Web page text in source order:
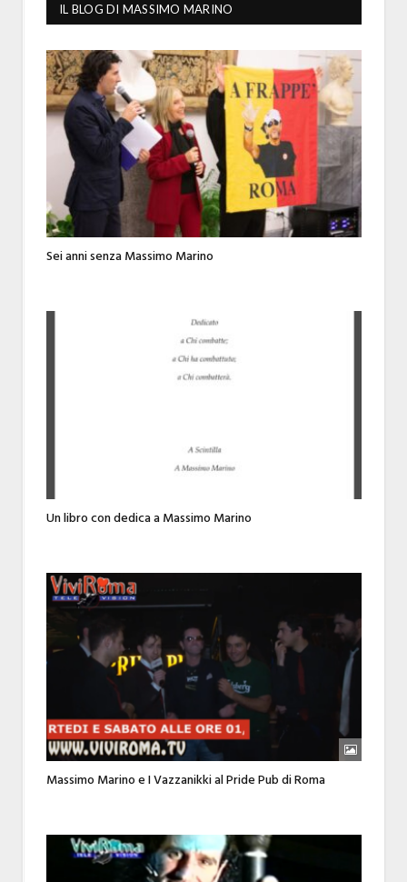
IL BLOG DI MASSIMO MARINO
Sei anni senza Massimo Marino
Un libro con dedica a Massimo Marino
Massimo Marino e I Vazzanikki al Pride Pub di Roma